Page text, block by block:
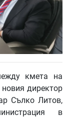
кмета на
директор
Сълко Литов,
в